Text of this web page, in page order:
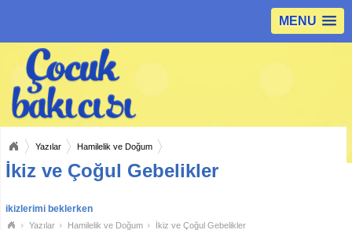
MENU
Yazılar Hamilelik ve Doğum
İkiz ve Çoğul Gebelikler
ikizlerimi beklerken
Yazılar Hamilelik ve Doğum İkiz ve Çoğul Gebelikler